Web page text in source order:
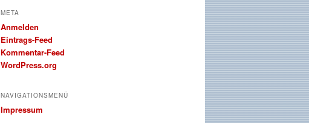
META
Anmelden
Eintrags-Feed
Kommentar-Feed
WordPress.org
NAVIGATIONSMENÜ
Impressum